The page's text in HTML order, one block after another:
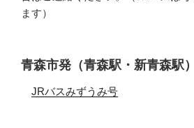
ます）
青森市発（青森駅・新青森駅）
JRバスみずうみ号